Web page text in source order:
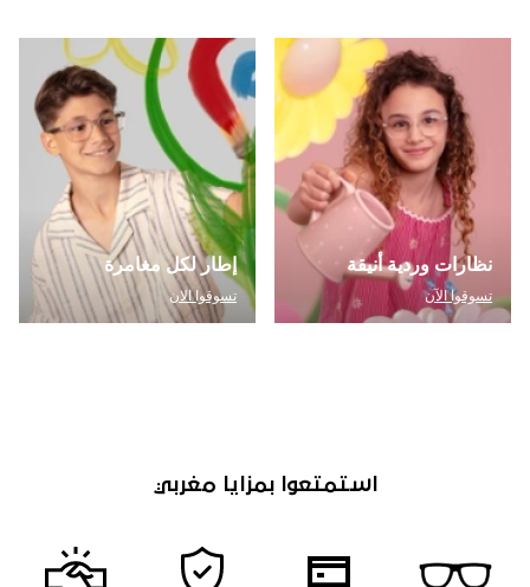
نظارات وردية أنيقة
تسوقوا الآن
إطار لكل مغامرة
تسوقوا الان
استمتعوا بمزايا مغربي